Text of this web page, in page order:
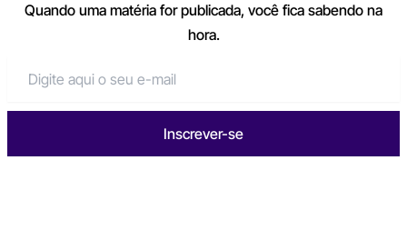
Quando uma matéria for publicada, você fica sabendo na
hora.
Inscrever-se